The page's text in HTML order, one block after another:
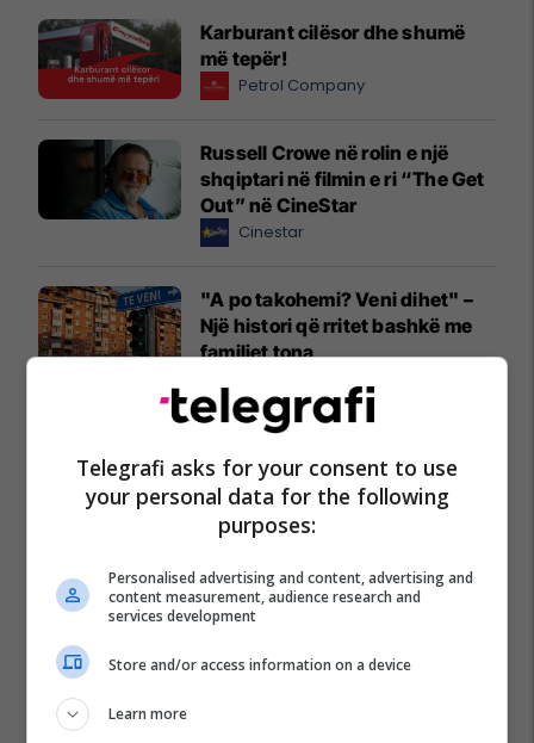
Karburant cilësor dhe shumë
më tepër!
Petrol Company
Russell Crowe në rolin e një
shqiptari në filmin e ri “The Get
Out” në CineStar
Cinestar
"A po takohemi? Veni dihet" –
Një histori që rritet bashkë me
familjet tona
Telegrafi asks for your consent to use
your personal data for the following
purposes:
Personalised advertising and content, advertising and
content measurement, audience research and
services development
Store and/or access information on a device
Learn more